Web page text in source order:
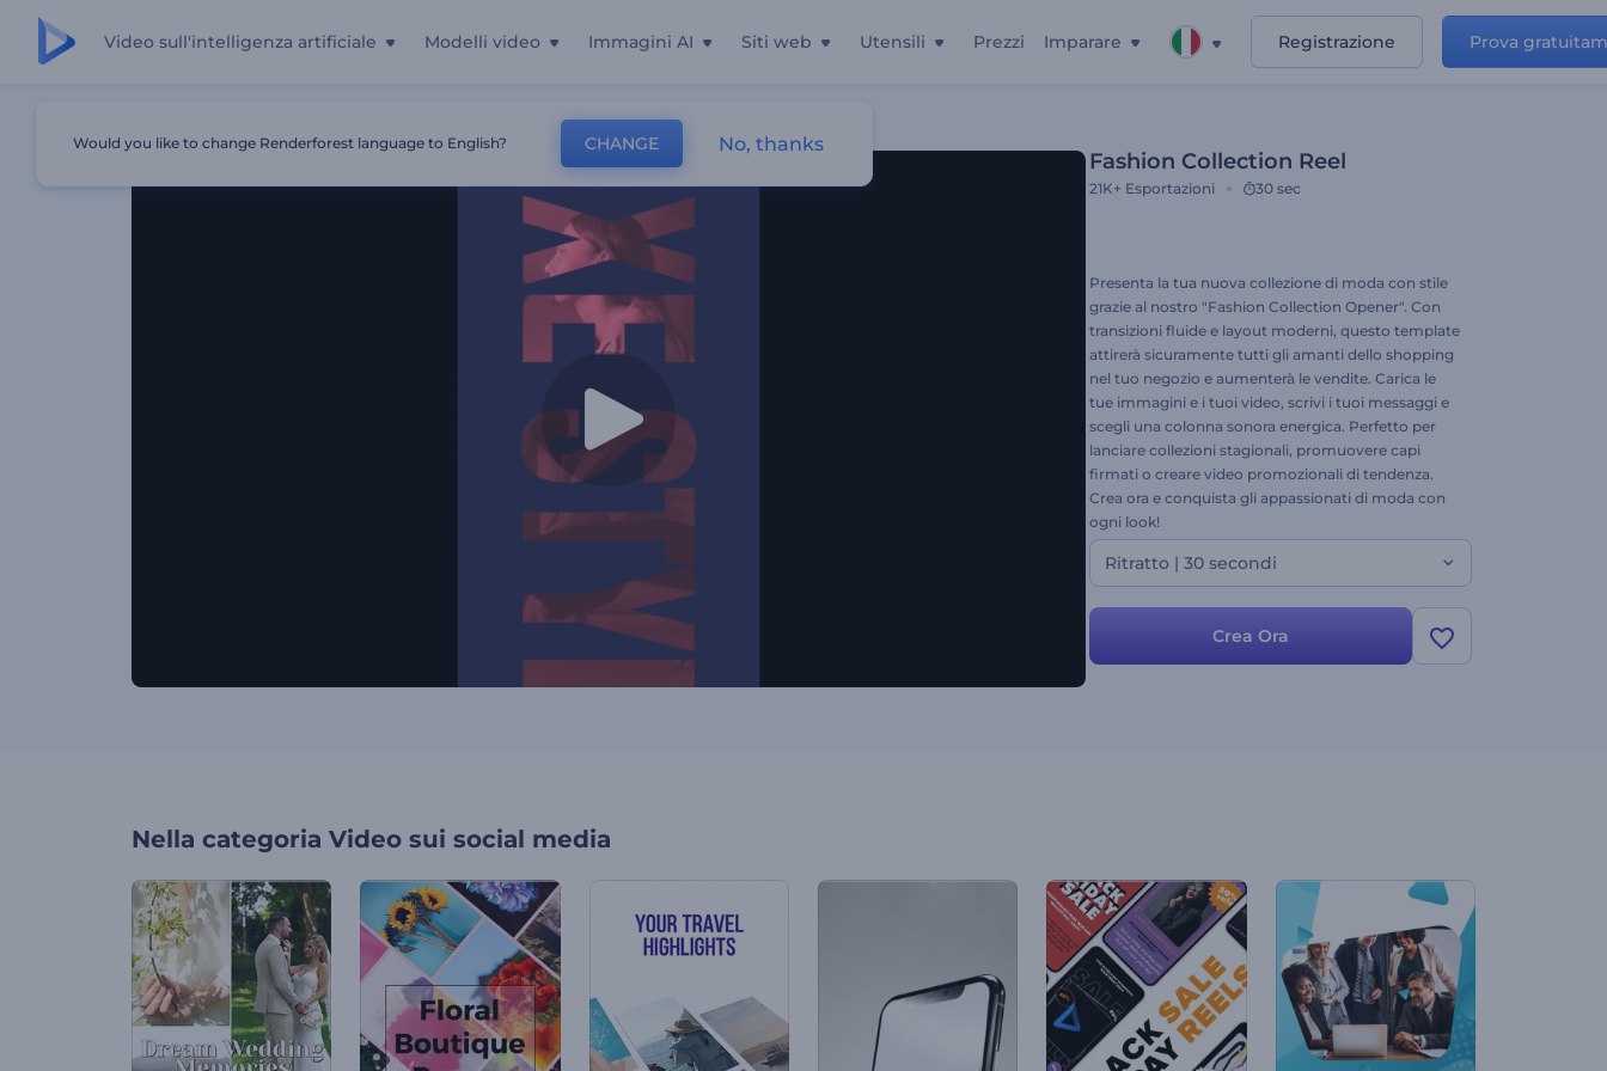
Video sull'intelligenza artificiale Modelli video Immagini AI Siti web Utensili Prezzi Imparare Registrazione Prova
Fashion Collection Reel
21K+ Esportazioni 30 sec
Presenta la tua nuova collezione di moda con stile
grazie al nostro "Fashion Collection Opener". Con
transizioni fluide e layout moderni, questo template
attirerà sicuramente tutti gli amanti dello shopping
nel tuo negozio e aumenterà le vendite. Carica le
tue immagini e i tuoi video, scrivi i tuoi messaggi e
scegli una colonna sonora energica. Perfetto per
lanciare collezioni stagionali, promuovere capi
firmati o creare video promozionali di tendenza.
Crea ora e conquista gli appassionati di moda con
ogni look!
Ritratto | 30 secondi
Crea Ora
Nella categoria Video sui social media
Would you like to change Renderforest language to English? CHANGE No, thanks